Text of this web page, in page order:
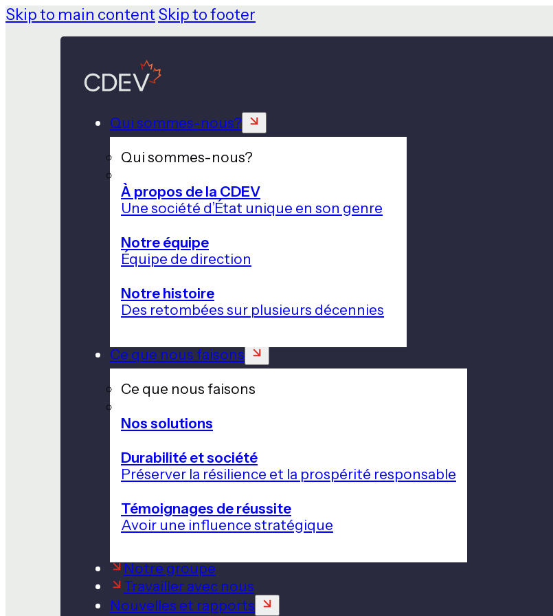
Skip to main content Skip to footer
Qui sommes-nous?
Qui sommes-nous?
À propos de la CDEV
Une société d’État unique en son genre
Notre équipe
Équipe de direction
Notre histoire
Des retombées sur plusieurs décennies
Ce que nous faisons
Ce que nous faisons
Nos solutions
Durabilité et société
Préserver la résilience et la prospérité responsable
Témoignages de réussite
Avoir une influence stratégique
Notre groupe
Travailler avec nous
Nouvelles et rapports